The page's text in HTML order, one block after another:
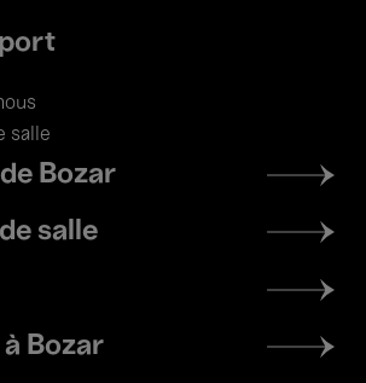
salle
Bozar
salle
à Bozar